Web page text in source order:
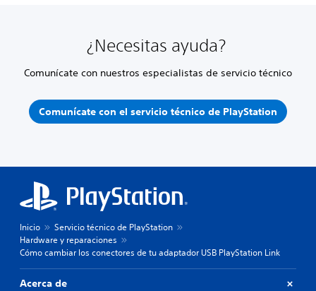
¿Necesitas ayuda?
Comunícate con nuestros especialistas de servicio técnico
Comunícate con el servicio técnico de PlayStation
Inicio
Servicio técnico de PlayStation
Hardware y reparaciones
Cómo cambiar los conectores de tu adaptador USB PlayStation Link
Acerca de